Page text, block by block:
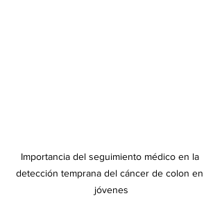
Importancia del seguimiento médico en la
detección temprana del cáncer de colon en
jóvenes